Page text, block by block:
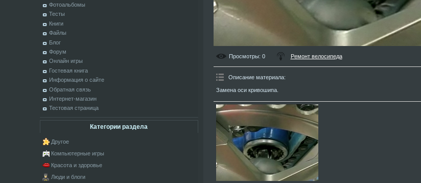
Фотоальбомы
Тесты
Книги
Файлы
Блог
Форум
Онлайн игры
Гостевая книга
Информация о сайте
Обратная связь
Интернет-магазин
Тестовая страница
Категории раздела
Другое
Компьютерные игры
Красота и здоровье
Люди и блоги
Просмотры: 0 Ремонт велосипеда
Описание материала:
Замена оси кривошипа.